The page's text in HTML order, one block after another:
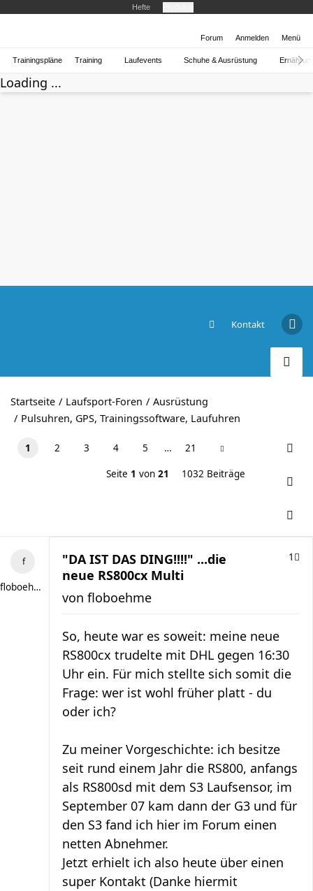
Hefte
Forum Anmelden Menü
Trainingspläne Training Laufevents Schuhe & Ausrüstung
Loading ...
Kontakt
"DA IST DAS DING!!!!" ...die neue RS800cx Multi
Startseite Laufsport-Foren
Ausrüstung
Pulsuhren, GPS, Trainingssoftware, Laufuhren
1 2 3 4 5 … 21
Seite 1 von 21 1032 Beiträge
floboehme
"DA IST DAS DING!!!!" ...die
neue RS800cx Multi
1
von floboehme
So, heute war es soweit: meine neue
RS800cx trudelte mit DHL gegen 16:30
Uhr ein. Für mich stellte sich somit die
Frage: wer ist wohl früher platt - du
oder ich?
Zu meiner Vorgeschichte: ich besitze
seit rund einem Jahr die RS800, anfangs
als RS800sd mit dem S3 Laufsensor, im
September 07 kam dann der G3 und für
den S3 fand ich hier im Forum einen
netten Abnehmer.
Jetzt erhielt ich also heute über einen
super Kontakt (Danke hiermit